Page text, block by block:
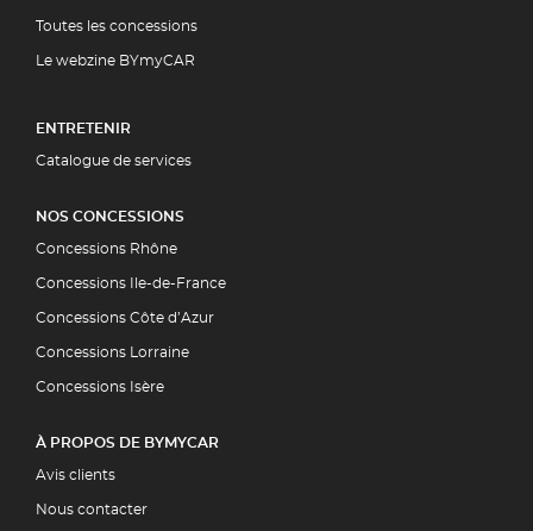
Toutes les concessions
Le webzine BYmyCAR
ENTRETENIR
Catalogue de services
NOS CONCESSIONS
Concessions Rhône
Concessions Ile-de-France
Concessions Côte d’Azur
Concessions Lorraine
Concessions Isère
À PROPOS DE BYMYCAR
Avis clients
Nous contacter